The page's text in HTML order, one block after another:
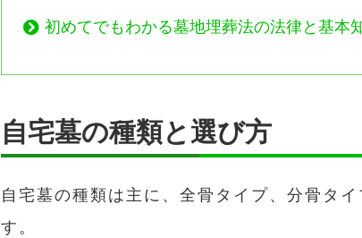
初めてでもわかる墓地埋葬法の法律と基本
自宅墓の種類と選び方
自宅墓の種類は主に、全骨タイプ、分骨タ
す。